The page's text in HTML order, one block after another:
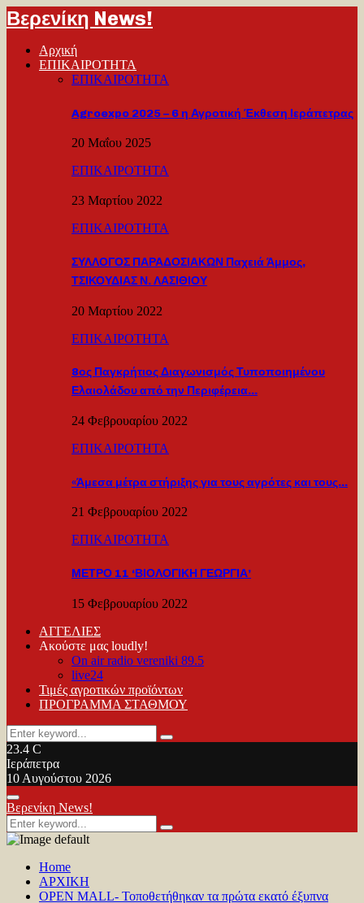
Βερενίκη News!
Αρχική
ΕΠΙΚΑΙΡΟΤΗΤΑ
ΕΠΙΚΑΙΡΟΤΗΤΑ
Agroexpo 2025 – 6 η Αγροτική Έκθεση Ιεράπετρας
20 Μαΐου 2025
ΕΠΙΚΑΙΡΟΤΗΤΑ
23 Μαρτίου 2022
ΕΠΙΚΑΙΡΟΤΗΤΑ
ΣΥΛΛΟΓΟΣ ΠΑΡΑΔΟΣΙΑΚΩΝ Παχειά Άμμος,
ΤΣΙΚΟΥΔΙΑΣ Ν. ΛΑΣΙΘΙΟΥ
20 Μαρτίου 2022
ΕΠΙΚΑΙΡΟΤΗΤΑ
8ος Παγκρήτιος Διαγωνισμός Τυποποιημένου
Ελαιολάδου από την Περιφέρεια…
24 Φεβρουαρίου 2022
ΕΠΙΚΑΙΡΟΤΗΤΑ
«Άμεσα μέτρα στήριξης για τους αγρότες και τους…
21 Φεβρουαρίου 2022
ΕΠΙΚΑΙΡΟΤΗΤΑ
ΜΕΤΡΟ 11 ‘ΒΙΟΛΟΓΙΚΗ ΓΕΩΡΓΙΑ’
15 Φεβρουαρίου 2022
ΑΓΓΕΛΙΕΣ
Ακούστε μας loudly!
On air radio vereniki 89.5
live24
Τιμές αγροτικών προϊόντων
ΠΡΟΓΡΑΜΜΑ ΣΤΑΘΜΟΥ
Search
for:
Search
23.4 C
Ιεράπετρα
10 Αυγούστου 2026
Facebook
Twitter
Youtube
Primary
Menu
Βερενίκη News!
Search
for:
Search
Home
ΑΡΧΙΚΗ
OPEN MALL- Τοποθετήθηκαν τα πρώτα εκατό έξυπνα